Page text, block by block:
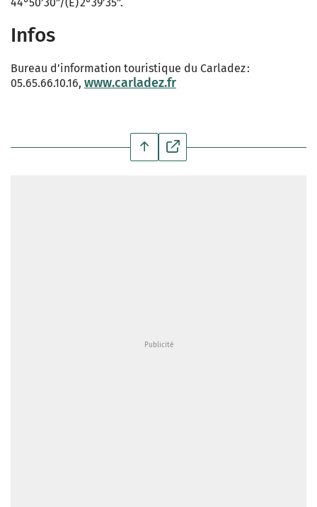
Infos
Bureau d’information touristique du Carladez :
05.65.66.10.16, www.carladez.fr